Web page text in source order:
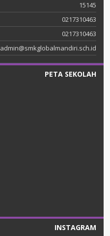
15145
0217310463
0217310463
admin@smkglobalmandiri.sch.id
PETA SEKOLAH
INSTAGRAM